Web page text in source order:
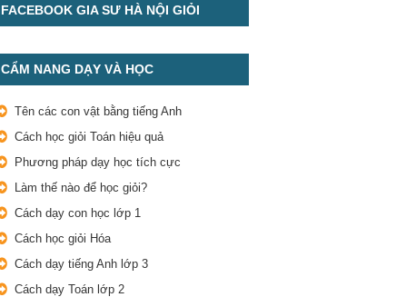
FACEBOOK GIA SƯ HÀ NỘI GIỎI
CẨM NANG DẠY VÀ HỌC
Tên các con vật bằng tiếng Anh
Cách học giỏi Toán hiệu quả
Phương pháp dạy học tích cực
Làm thế nào để học giỏi?
Cách dạy con học lớp 1
Cách học giỏi Hóa
Cách dạy tiếng Anh lớp 3
Cách dạy Toán lớp 2